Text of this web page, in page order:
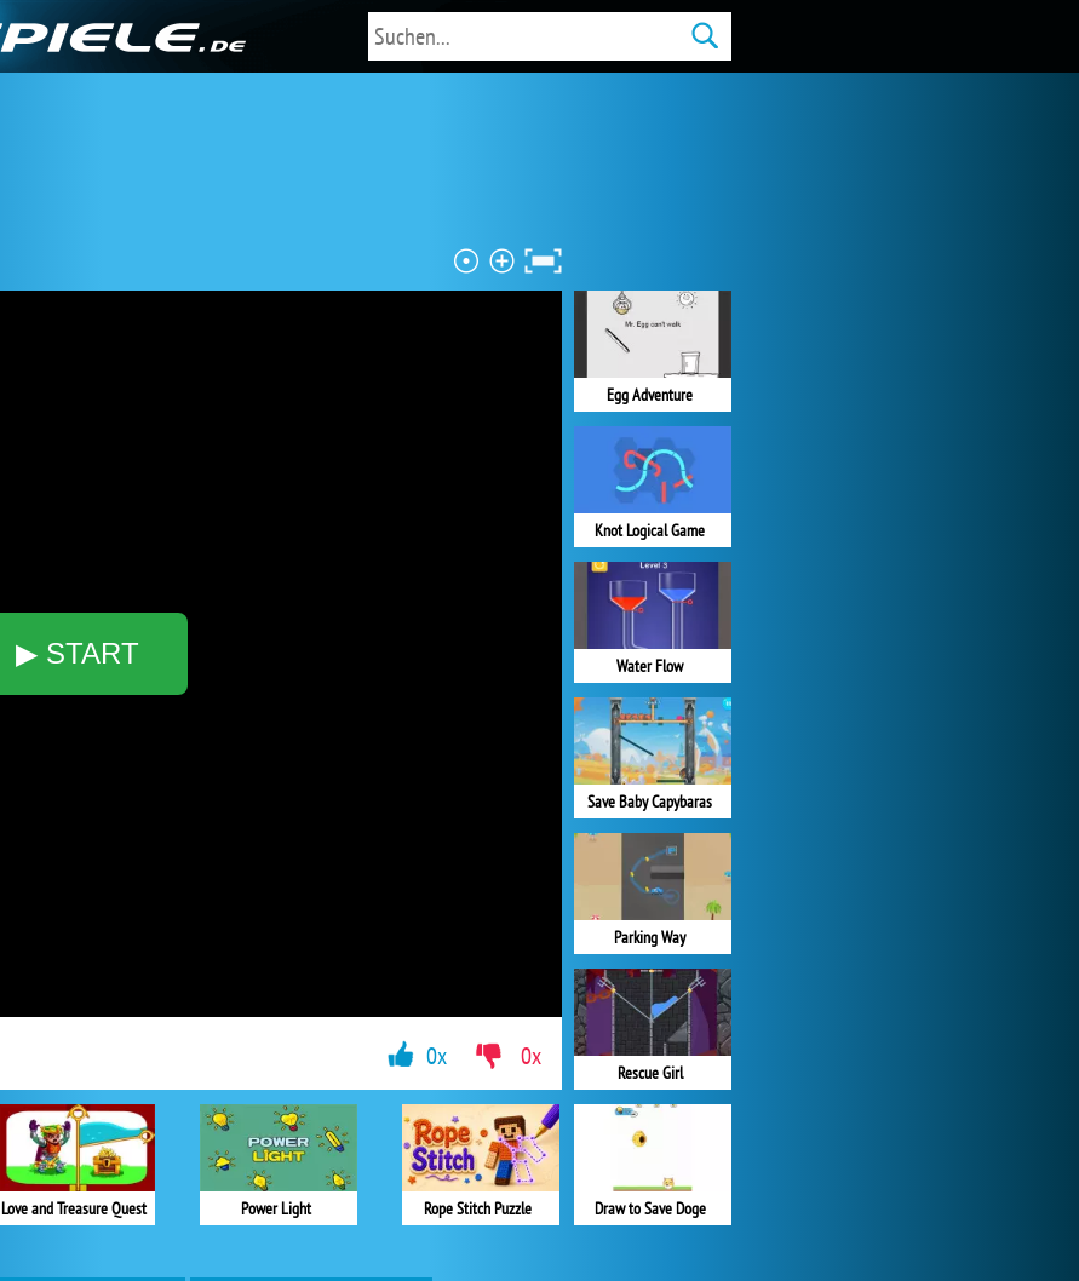
▶ START
Egg Adventure
Knot Logical Game
Water Flow
Save Baby Capybaras
Parking Way
Rescue Girl
Draw to Save Doge
Love and Treasure Quest Power Light Rope Stitch Puzzle
0x 0x